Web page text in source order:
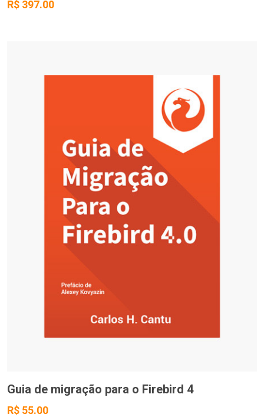
R$ 397.00
Guia de migração para o Firebird 4
R$ 55.00